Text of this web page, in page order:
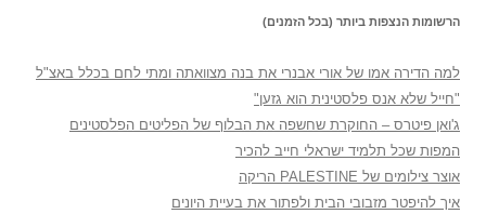
הרשומות הנצפות ביותר (בכל הזמנים)
למה הדירה אמו של אורי אבנרי את בנה מצוואתה ומתי לחם בכלל באצ"ל
"חייל שלא אנס פלסטינית הוא גזען"
ג'ואן פיטרס – החוקרת שחשפה את הבלוף של הפליטים הפלסטינים
המפות שכל תלמיד ישראלי חייב להכיר
אוצר צילומים של PALESTINE הריקה
איך להיפטר מזבובי הבית ולפתור את בעיית היונים